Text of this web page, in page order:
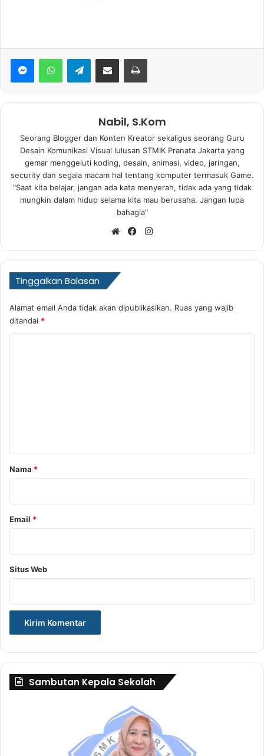
WhatsAppTelegramBagikan via Email Print
Nabil, S.Kom
Seorang Blogger dan Konten Kreator sekaligus seorang Guru
Desain Komunikasi Visual lulusan STMIK Pranata Jakarta yang
gemar menggeluti koding, desain, animasi, video, jaringan,
security dan segala macam hal tentang komputer termasuk Game.
"Saat kita belajar, jangan ada kata menyerah, tidak ada yang tidak
mungkin dalam hidup selama kita mau berusaha. Jangan lupa
bahagia"
WebsiteFacebook
Tinggalkan Balasan
Alamat email Anda tidak akan dipublikasikan. Ruas yang wajib
ditandai *
r
*
Nama *
Email *
Situs Web
Sambutan Kepala Sekolah